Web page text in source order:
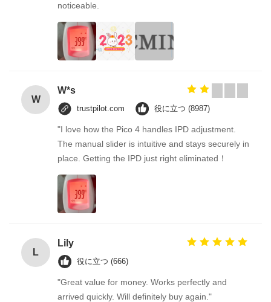
noticeable.
W
W*s
trustpilot.com 役に立つ (8987)
"I love how the Pico 4 handles IPD adjustment.
The manual slider is intuitive and stays securely in
place. Getting the IPD just right eliminated！
L
Lily
役に立つ (666)
"Great value for money. Works perfectly and
arrived quickly. Will definitely buy again."